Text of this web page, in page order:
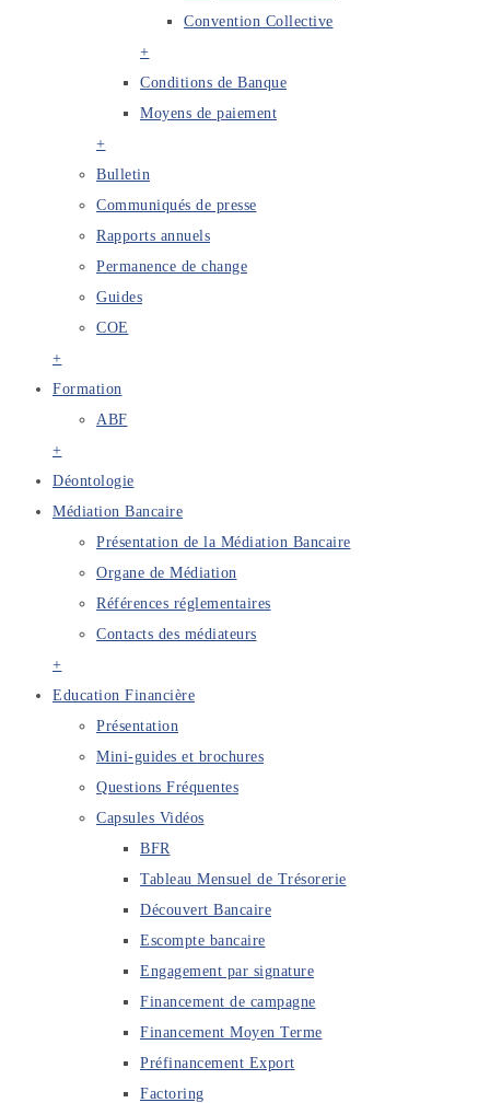
Convention Collective
+
Conditions de Banque
Moyens de paiement
+
Bulletin
Communiqués de presse
Rapports annuels
Permanence de change
Guides
COE
+
Formation
ABF
+
Déontologie
Médiation Bancaire
Présentation de la Médiation Bancaire
Organe de Médiation
Références réglementaires
Contacts des médiateurs
+
Education Financière
Présentation
Mini-guides et brochures
Questions Fréquentes
Capsules Vidéos
BFR
Tableau Mensuel de Trésorerie
Découvert Bancaire
Escompte bancaire
Engagement par signature
Financement de campagne
Financement Moyen Terme
Préfinancement Export
Factoring